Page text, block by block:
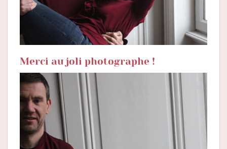
Merci au joli photographe !